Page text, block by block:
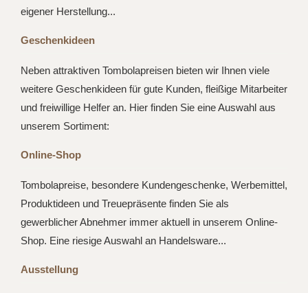
eigener Herstellung...
Geschenkideen
Neben attraktiven Tombolapreisen bieten wir Ihnen viele
weitere Geschenkideen für gute Kunden, fleißige Mitarbeiter
und freiwillige Helfer an. Hier finden Sie eine Auswahl aus
unserem Sortiment:
Online-Shop
Tombolapreise, besondere Kundengeschenke, Werbemittel,
Produktideen und Treuepräsente finden Sie als
gewerblicher Abnehmer immer aktuell in unserem Online-
Shop. Eine riesige Auswahl an Handelsware...
Ausstellung